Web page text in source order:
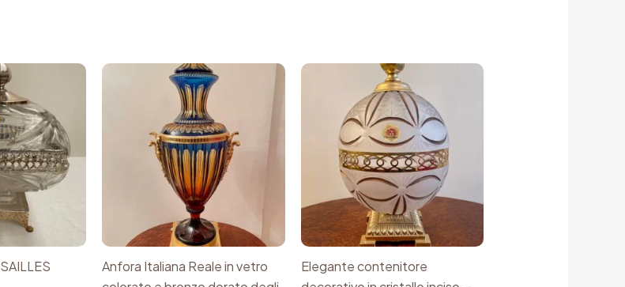
Anfora Italiana Reale in vetro
Elegante contenitore